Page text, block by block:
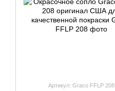
Артикул: Graco FFLP 208